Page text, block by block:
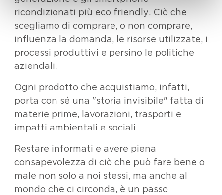
ricondizionati più eco friendly. Ciò che
scegliamo di comprare, o non comprare,
influenza la domanda, le risorse utilizzate, i
processi produttivi e persino le politiche
aziendali.
Ogni prodotto che acquistiamo, infatti,
porta con sé una "storia invisibile" fatta di
materie prime, lavorazioni, trasporti e
impatti ambientali e sociali.
Restare informati e avere piena
consapevolezza di ciò che può fare bene o
male non solo a noi stessi, ma anche al
mondo che ci circonda, è un passo